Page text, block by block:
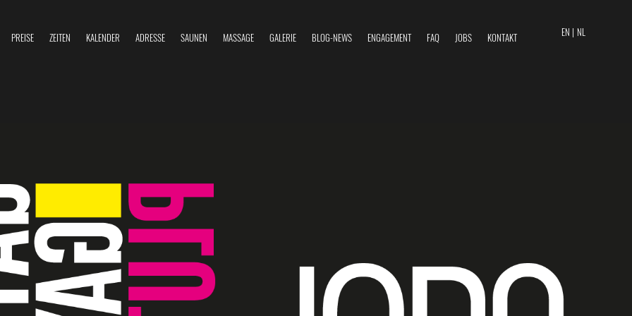
PREISE ZEITEN KALENDER ADRESSE SAUNEN MASSAGE GALERIE BLOG-NEWS ENGAGEMENT FAQ JOBS KONTAKT EN | NL